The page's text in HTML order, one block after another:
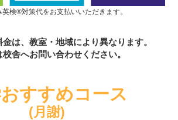
検®対策代をお支払いいただきます。
は、教室・地域により異なります。
舎へお問い合わせください。
すすめコース
(月謝)